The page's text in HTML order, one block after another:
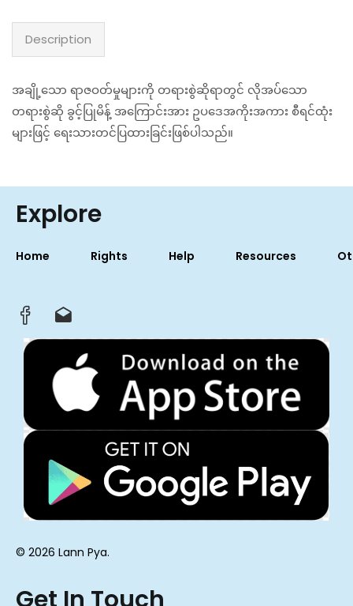
Description
အချို့သော ရာဇဝတ်မှုများကို တရားစွဲဆိုရာတွင် လိုအပ်သော
တရားစွဲဆို ခွင့်ပြုမိန့် အကြောင်းအား ဥပဒေအကိုးအကား စီရင်ထုံး
များဖြင့် ရေးသားတင်ပြထားခြင်းဖြစ်ပါသည်။
Explore
Home Rights Help Resources
© 2026 Lann Pya.
Get In Touch